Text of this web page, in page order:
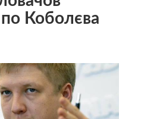
Коболєва